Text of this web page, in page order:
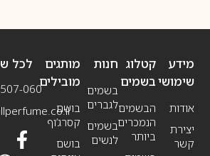
מידע
שימושי
אודות
יצירת
קשר
חנות
בשמים
לגברים
בשמים
לנשים
קטלוג
בשמים
הבשמים
הנמכרים
ביותר
מותגים
מובילים
בושם
קסרג’וף
בושם
לכל
060